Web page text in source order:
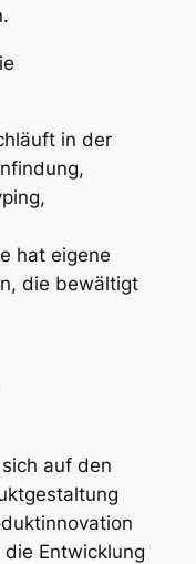
in der
hat eigene
die bewältigt
auf den
Entwicklung